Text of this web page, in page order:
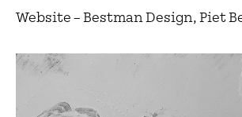
Website – Bestman Design, Piet